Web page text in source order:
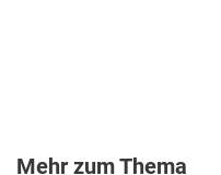
Mehr zum Thema